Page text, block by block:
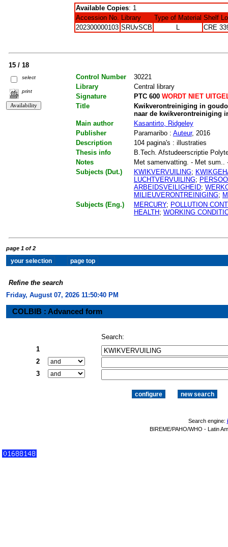
Available Copies: 1
Accession No. Library Type of Material Shelf
202300000103 SRUvSCB L CRE
15 / 18
select
print
Control Number
30221
Library
Central library
Signature
PTC 600WORDT NIET
Title
Kwikverontreiniging in
naar de kwikverontreiniging
Main author
Kasantirto, Ridgeley
Publisher
Paramaribo : Auteur, 2016
Description
104 pagina's : illustraties
Thesis info
B.Tech. Afstudeerscriptie
Notes
Met samenvatting. - Met
Subjects (Dut.)
KWIKVERVUILING;
LUCHTVERVUILING;
ARBEIDSVEILIGHEID;
MILIEUVERONTREINIGING;
Subjects (Eng.)
MERCURY; POLLUTION
HEALTH; WORKING
page 1 of 2
Refine the search
Friday, August 07, 2026 11:50:41 PM
COLBIB : Advanced form
Search:
1
2
3
Search engine:
BIREME/PAHO/WHO - Latin